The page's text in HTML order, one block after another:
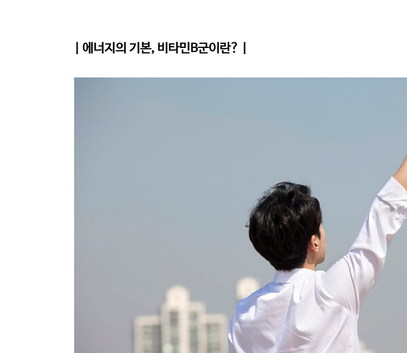
| 에너지의 기본, 비타민B군이란? |